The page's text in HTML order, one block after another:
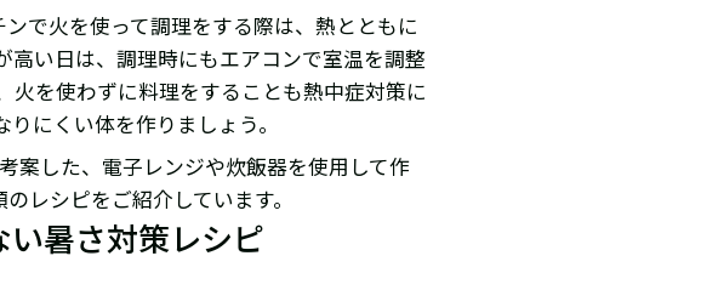
で火を使って調理をする際は、熱とともに
い日は、調理時にもエアコンで室温を調整
を使わずに料理をすることも熱中症対策に
にくい体を作りましょう。
案した、電子レンジや炊飯器を使用して作
レシピをご紹介しています。
暑さ対策レシピ